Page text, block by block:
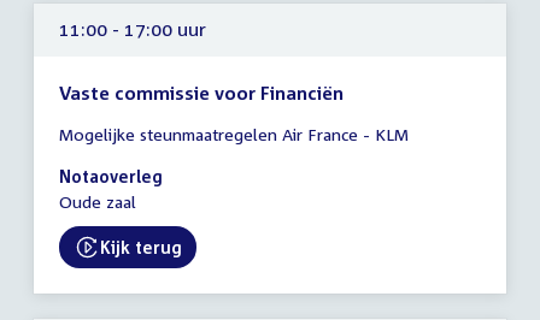
11:00 - 17:00 uur
Vaste commissie voor Financiën
vergadering
11:00
-
uur
Mogelijke steunmaatregelen Air France - KLM
Notaoverleg
Oude zaal
External link:
Kijk terug